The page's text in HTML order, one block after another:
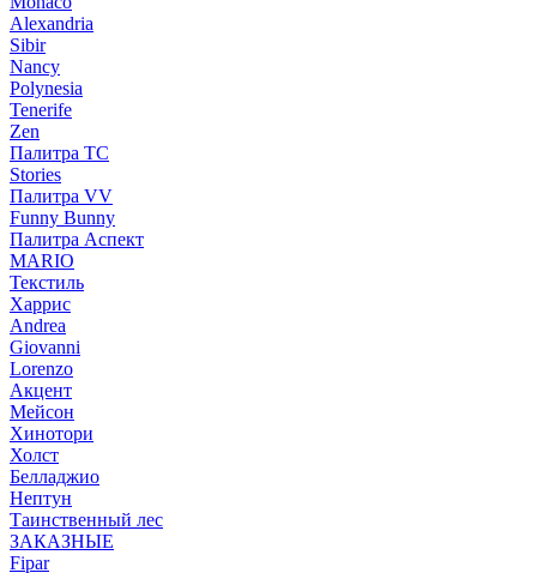
Alexandria
Sibir
Nancy
Polynesia
Tenerife
Zen
Палитра TC
Stories
Палитра VV
Funny Bunny
Палитра Аспект
MARIO
Текстиль
Харрис
Andrea
Giovanni
Lorenzo
Акцент
Мейсон
Хинотори
Холст
Белладжио
Нептун
Таинственный лес
ЗАКАЗНЫЕ
Fipar